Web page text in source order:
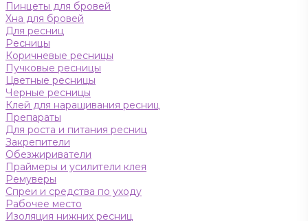
Пинцеты для бровей
Хна для бровей
Для ресниц
Ресницы
Коричневые ресницы
Пучковые ресницы
Цветные ресницы
Черные ресницы
Клей для наращивания ресниц
Препараты
Для роста и питания ресниц
Закрепители
Обезжириватели
Праймеры и усилители клея
Ремуверы
Спреи и средства по уходу
Рабочее место
Изоляция нижних ресниц